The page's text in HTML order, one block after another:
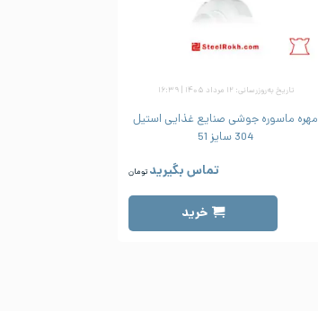
تاریخ به‌روزرسانی: ۱۲ مرداد ۱۴۰۵ | ۱۶:۳۹
مهره ماسوره جوشی صنایع غذایی استیل
304 سایز 51
تماس بگیرید تومان
خرید